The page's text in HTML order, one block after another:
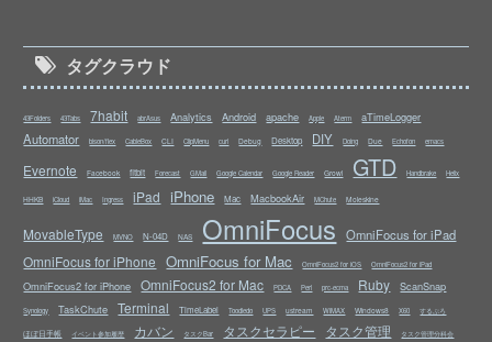
タグクラウド
43Folders 43Tabs 7habit abrAsus Analytics Android apache Apple Aterm aTimeLogger
Automator bison/flex CableBox CLI ClipMenu curl Debug Desktop DIY Doing Due Echofon emacs
Evernote Facebook fitbit Forecast GMail Google Calendar Google Reader Growl GTD Handbrake Helix
HHKB iCloud iMac Ingress iPad iPhone Mac MacbookAir MChute Moleskine
MovableType MVNO N-04D NAS OmniFocus OmniFocus for iPad
OmniFocus for iPhone OmniFocus for Mac OmniFocus2 for iOS OmniFocus2 for iPad
OmniFocus2 for iPhone OmniFocus2 for Mac PDCA Perl prc-ecma Ruby ScanSnap
Synology TaskChute Terminal TimeLabel Toodledo UPS ustream WiMAX Windows8 X60 するぷろ
ほぼ日手帳 イベント参加履歴 カバン タスクBar タスクセラピー タスク管理 タスク管理分科会